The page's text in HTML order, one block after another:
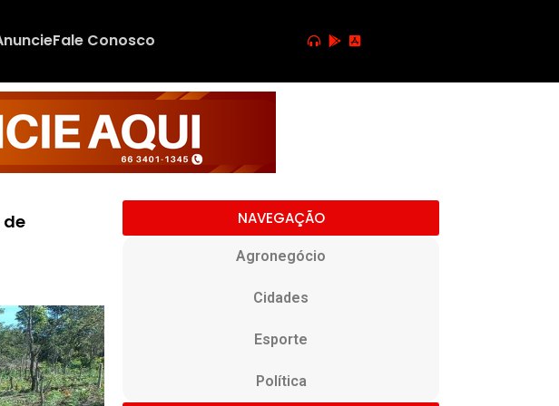
Fale Conosco
de NAVEGAÇÃO
Agronegócio
Cidades
Esporte
Política